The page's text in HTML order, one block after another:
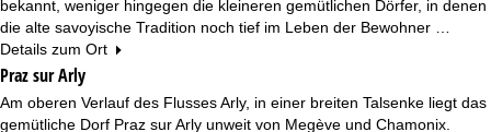
bekannt, weniger hingegen die kleineren gemütlichen Dörfer, in denen
die alte savoyische Tradition noch tief im Leben der Bewohner …
Details zum Ort
Praz sur Arly
Am oberen Verlauf des Flusses Arly, in einer breiten Talsenke liegt das
gemütliche Dorf Praz sur Arly unweit von Megève und Chamonix.